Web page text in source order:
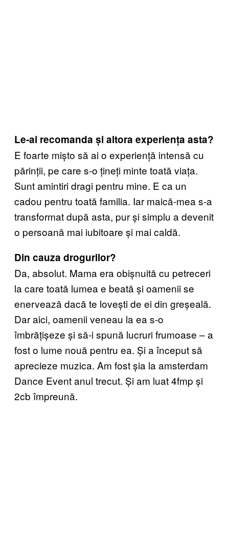
Le-ai recomanda și altora experiența asta?
E foarte mișto să ai o experiență intensă cu
părinții, pe care s-o țineți minte toată viața.
Sunt amintiri dragi pentru mine. E ca un
cadou pentru toată familia. Iar maică-mea s-a
transformat după asta, pur și simplu a devenit
o persoană mai iubitoare și mai caldă.
Din cauza drogurilor?
Da, absolut. Mama era obișnuită cu petreceri
la care toată lumea e beată și oamenii se
enervează dacă te lovești de ei din greșeală.
Dar aici, oamenii veneau la ea s-o
îmbrățișeze și să-i spună lucruri frumoase – a
fost o lume nouă pentru ea. Și a început să
aprecieze muzica. Am fost șia la amsterdam
Dance Event anul trecut. Și am luat 4fmp și
2cb împreună.